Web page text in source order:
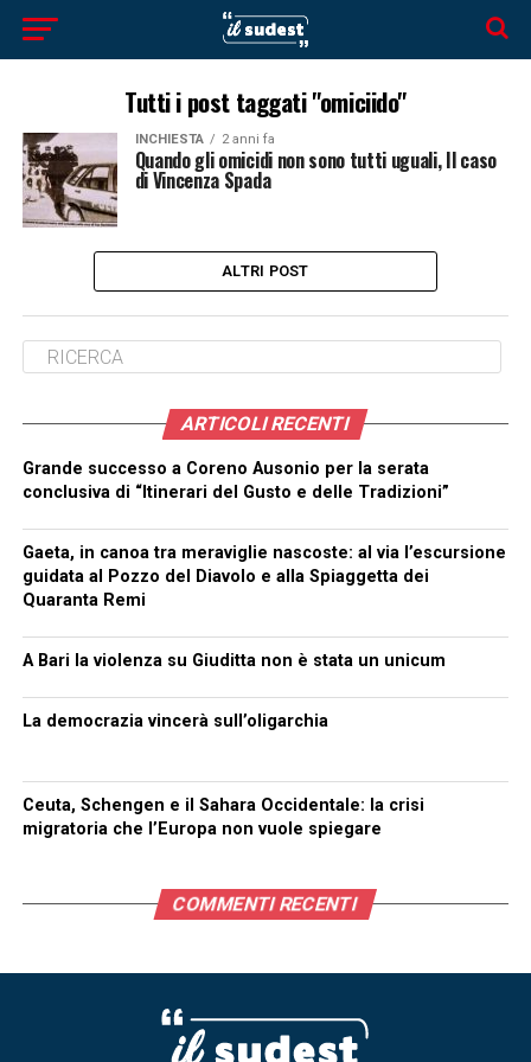
Tutti i post taggati "omiciido"
INCHIESTA 2 anni fa
Quando gli omicidi non sono tutti uguali, Il caso
di Vincenza Spada
ALTRI POST
ARTICOLI RECENTI
Grande successo a Coreno Ausonio per la serata
conclusiva di “Itinerari del Gusto e delle Tradizioni”
Gaeta, in canoa tra meraviglie nascoste: al via l’escursione
guidata al Pozzo del Diavolo e alla Spiaggetta dei
Quaranta Remi
A Bari la violenza su Giuditta non è stata un unicum
La democrazia vincerà sull’oligarchia
Ceuta, Schengen e il Sahara Occidentale: la crisi
migratoria che l’Europa non vuole spiegare
COMMENTI RECENTI